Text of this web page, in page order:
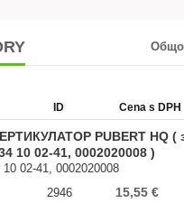
Общо
ID Cena s DPH
PUBERT HQ (
10 02-41, 0002020008 )
02-41, 0002020008
2946 15,55 €